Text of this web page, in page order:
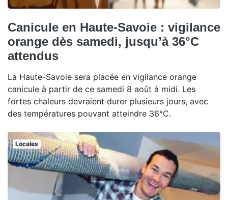
Canicule en Haute-Savoie : vigilance
orange dès samedi, jusqu’à 36°C
attendus
La Haute-Savoie sera placée en vigilance orange
canicule à partir de ce samedi 8 août à midi. Les
fortes chaleurs devraient durer plusieurs jours, avec
des températures pouvant atteindre 36°C.
Locales